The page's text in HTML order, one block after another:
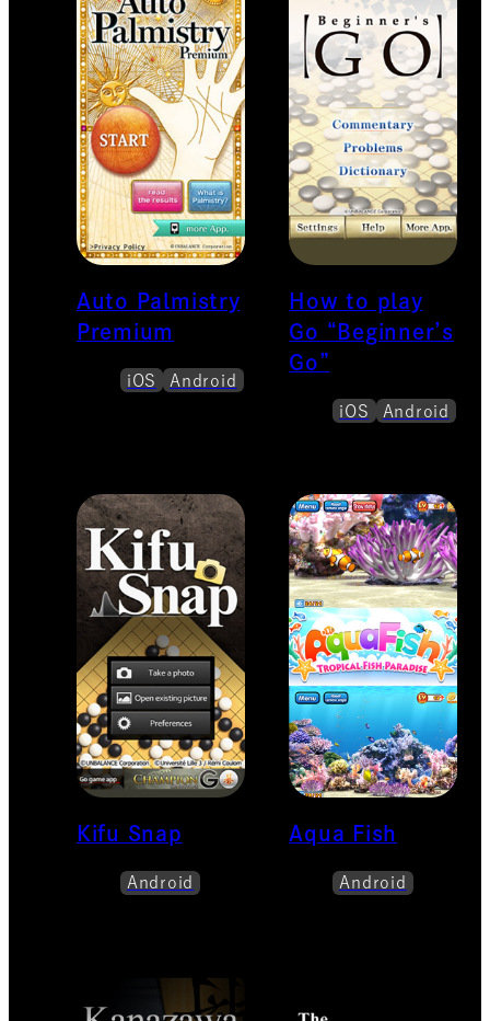
Auto Palmistry
Premium
iOS Android
How to play
Go “Beginner’s
Go”
iOS Android
Kifu Snap
Android
Aqua Fish
Android